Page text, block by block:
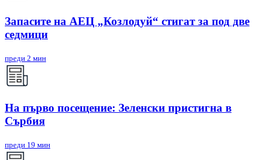
Запасите на АЕЦ „Козлодуй“ стигат за под две
седмици
преди 2 мин
На първо посещение: Зеленски пристигна в
Сърбия
преди 19 мин